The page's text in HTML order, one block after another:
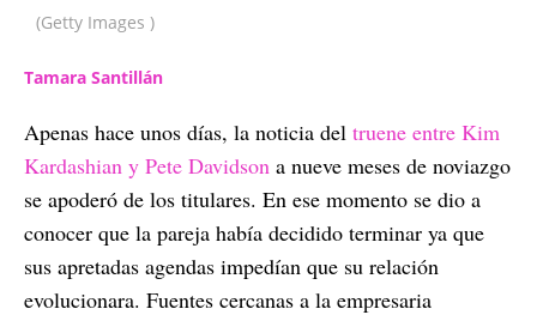
(Getty Images )
Tamara Santillán
Apenas hace unos días, la noticia del truene entre Kim
Kardashian y Pete Davidson a nueve meses de noviazgo
se apoderó de los titulares. En ese momento se dio a
conocer que la pareja había decidido terminar ya que
sus apretadas agendas impedían que su relación
evolucionara. Fuentes cercanas a la empresaria